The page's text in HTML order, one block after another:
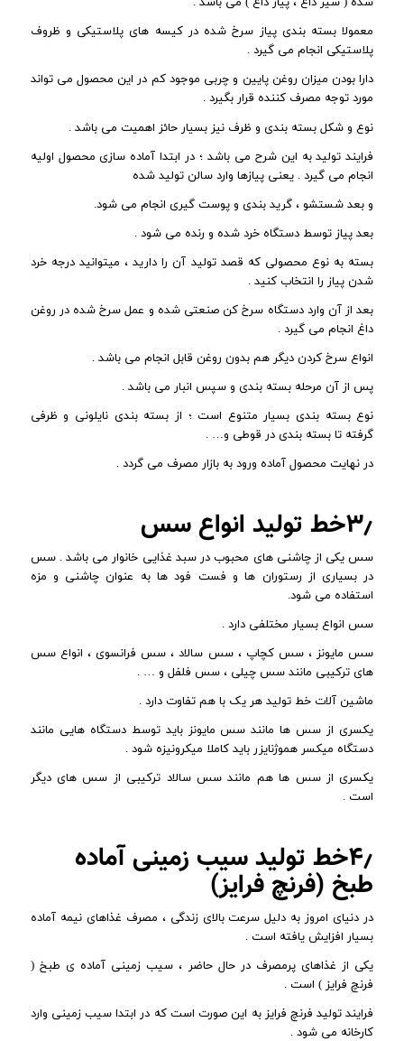
معمولا بسته بندی پیاز سرخ شده در کیسه های پلاستیکی و ظروف
پلاستیکی انجام می گیرد .
دارا بودن میزان روغن پایین و چربی موجود کم در این محصول می تواند
مورد توجه مصرف کننده قرار بگیرد .
نوع و شکل بسته بندی و ظرف نیز بسیار حائز اهمیت می باشد .
فرایند تولید به این شرح می باشد ؛ در ابتدا آماده سازی محصول اولیه
انجام می گیرد . یعنی پیازها وارد سالن تولید شده
و بعد شستشو ، گرید بندی و پوست گیری انجام می شود.
بعد پیاز توسط دستگاه خرد شده و رنده می شود .
بسته به نوع محصولی که قصد تولید آن را دارید ، میتوانید درجه خرد
شدن پیاز را انتخاب کنید .
بعد از آن وارد دستگاه سرخ کن صنعتی شده و عمل سرخ شده در روغن
داغ انجام می گیرد .
انواع سرخ کردن دیگر هم بدون روغن قابل انجام می باشد .
پس از آن مرحله بسته بندی و سپس انبار می باشد .
نوع بسته بندی بسیار متنوع است ؛ از بسته بندی نایلونی و ظرفی
گرفته تا بسته بندی در قوطی و… .
در نهایت محصول آماده ورود به بازار مصرف می گردد .
۳٫خط تولید انواع سس
سس یکی از چاشنی های محبوب در سبد غذایی خانوار می باشد . سس
در بسیاری از رستوران ها و فست فود ها به عنوان چاشنی و مزه
استفاده می شود.
سس انواع بسیار مختلفی دارد .
سس مایونز ، سس کچاپ ، سس سالاد ، سس فرانسوی ، انواع سس
های ترکیبی مانند سس چیلی ، سس فلفل و … .
ماشین آلات خط تولید هر یک با هم تفاوت دارد .
یکسری از سس ها مانند سس مایونز باید توسط دستگاه هایی مانند
دستگاه میکسر هموژنایزر باید کاملا میکرونیزه شود .
یکسری از سس ها هم مانند سس سالاد ترکیبی از سس های دیگر
است .
۴٫خط تولید سیب زمینی آماده
طبخ (فرنچ فرایز)
در دنیای امروز به دلیل سرعت بالای زندگی ، مصرف غذاهای نیمه آماده
بسیار افزایش یافته است .
یکی از غذاهای پرمصرف در حال حاضر ، سیب زمینی آماده ی طبخ (
فرنچ فرایز ) است .
فرایند تولید فرنچ فرایز به این صورت است که در ابتدا سیب زمینی وارد
کارخانه می شود .